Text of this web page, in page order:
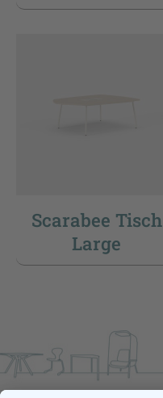
Scarabee Tisch
Large